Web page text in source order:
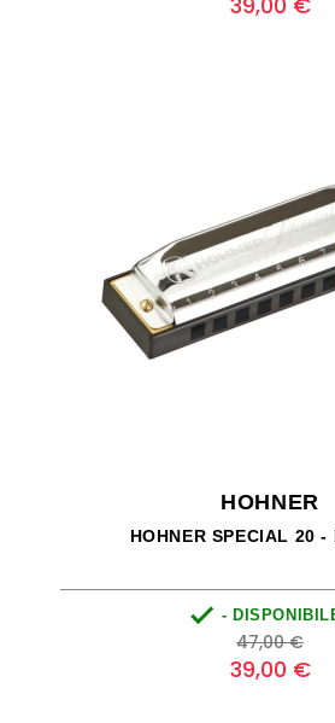
HOHNER
HOHNER SPECIAL 20 -
 -
Prezzo
base
47,00 €
39,00 €